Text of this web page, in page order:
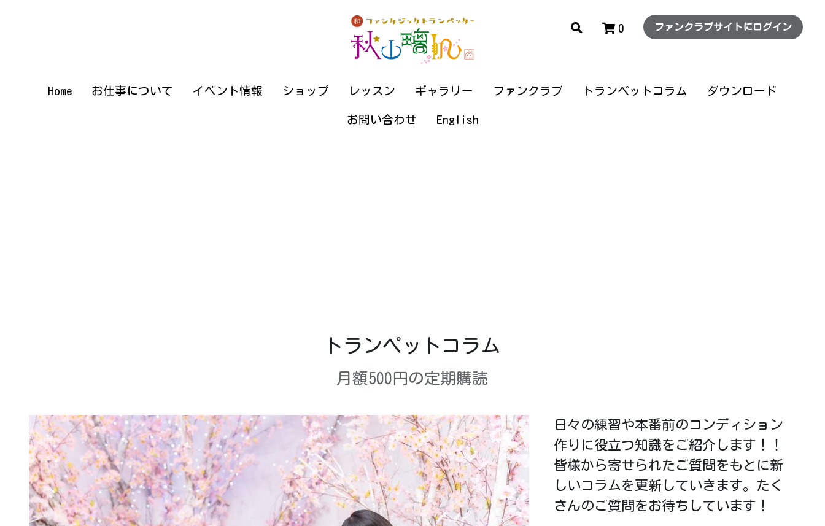
Home お仕事について イベント情報 ショップ レッスン ギャラリー ファンクラブ トランペットコラム ダウンロード
お問い合わせ English
0 ファンクラブサイトにログイン
Home お仕事について イベント情報 ショップ レッスン ギャラリー ファンクラブ トランペットコラム ダウンロード
お問い合わせ English
0 ファンクラブサイトにログイン
ます。
※月額3000円プランに含まれる【特典
6.トランペットコラム】と同じ内容に
なります。
※月額のお支払はクレジットカードの